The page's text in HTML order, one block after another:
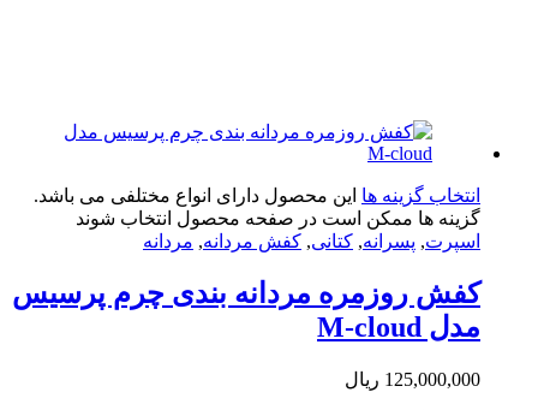
گزینه ها این محصول دارای انواع مختلفی می باشد.
ها ممکن است در صفحه محصول انتخاب شوند
پسرانه,کتانی ,کفش مردانه, مردانه
روزمره مردانه بندی چرم پرسیس
ریال